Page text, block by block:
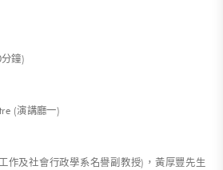
鐘)
(演講廳一)
作及社會行政學系名譽副教授)，黃厚豐先生